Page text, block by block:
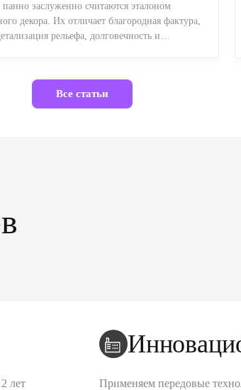
заслуженно считаются эталоном
декора. Их отличает благородная фактура,
рельефа, долговечность и
Все статьи
лет
Применяем передовые